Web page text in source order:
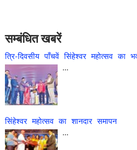
सम्बंधित खबरें
त्रि-दिवसीय पाँचवें सिंहेश्वर महोत्सव का
…
सिंहेश्वर महोत्सव का